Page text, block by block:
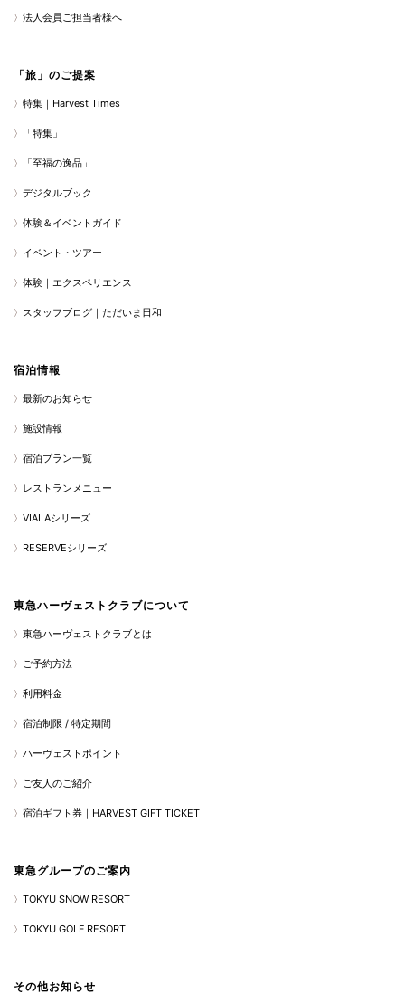
法人会員ご担当者様へ
「旅」のご提案
特集｜Harvest Times
「特集」
「至福の逸品」
デジタルブック
体験＆イベントガイド
イベント・ツアー
体験｜エクスペリエンス
スタッフブログ｜ただいま日和
宿泊情報
最新のお知らせ
施設情報
宿泊プラン一覧
レストランメニュー
VIALAシリーズ
RESERVEシリーズ
東急ハーヴェストクラブについて
東急ハーヴェストクラブとは
ご予約方法
利用料金
宿泊制限 / 特定期間
ハーヴェストポイント
ご友人のご紹介
宿泊ギフト券｜HARVEST GIFT TICKET
東急グループのご案内
TOKYU SNOW RESORT
TOKYU GOLF RESORT
その他お知らせ